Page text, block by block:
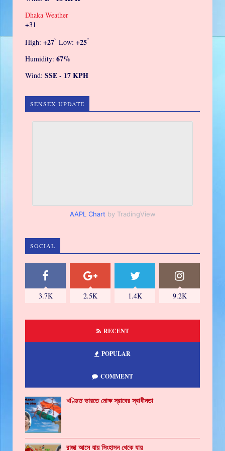
Dhaka Weather
+31
High: +27° Low: +25°
Humidity: 67%
Wind: SSE - 17 KPH
SENSEX UPDATE
AAPL Chart by TradingView
SOCIAL
3.7K 2.5K 1.4K 9.2K
RECENT
POPULAR
COMMENT
খণ্ডিত ভারতে মোক্ষ স্রাবের স্বাধীনতা
রাজা আসে যায় সিংহাসন থেকে যায়